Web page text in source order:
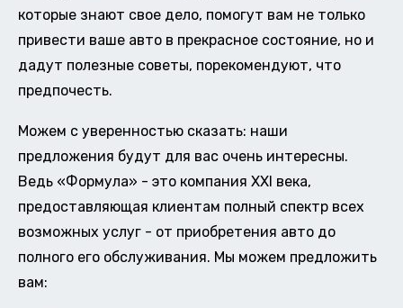
которые знают свое дело, помогут вам не только
привести ваше авто в прекрасное состояние, но и
дадут полезные советы, порекомендуют, что
предпочесть.
Можем с уверенностью сказать: наши
предложения будут для вас очень интересны.
Ведь «Формула» - это компания XXI века,
предоставляющая клиентам полный спектр всех
возможных услуг - от приобретения авто до
полного его обслуживания. Мы можем предложить
вам: